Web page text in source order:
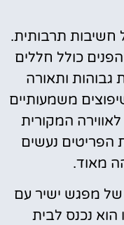
חשיבות תרבותית.
כולל חללים
גבוהות ותאורה
משמעותיים
המקורית
הפריטים נעשים
מאוד.
של מפגש ישיר עם
נכנס לבית